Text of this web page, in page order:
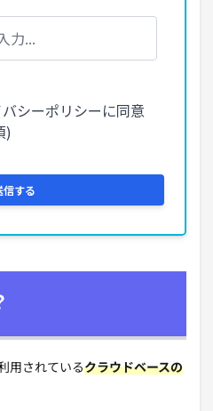
用されているクラウドベースの